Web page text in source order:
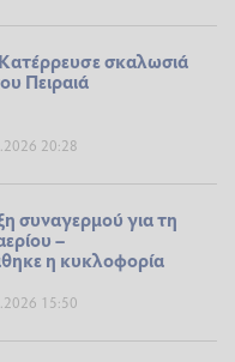
σκαλωσιά
Πειραιά
20:28
συναγερμού για τη
–
η κυκλοφορία
15:50